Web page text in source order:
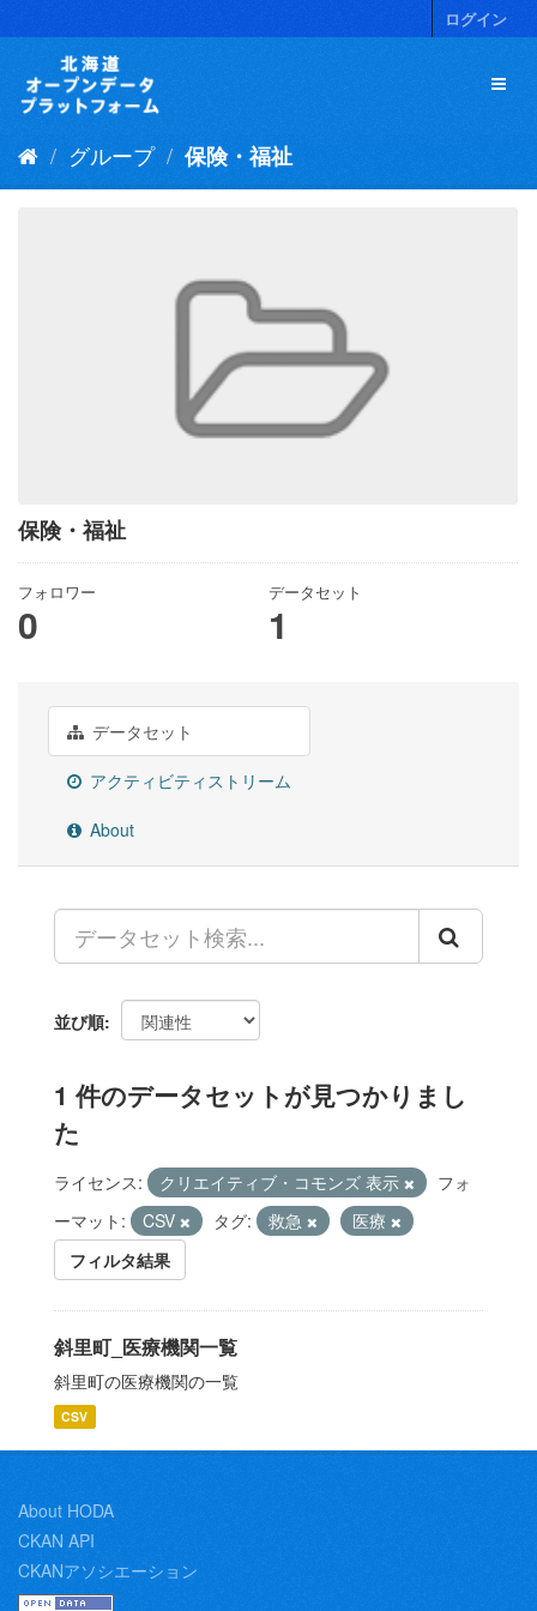
キ
ログイン
グループ 保険・福祉
保険・福祉
フォロワー
0
データセット
1
データセット
アクティビティストリーム
About
並び順
1 件のデータセットが見つかりまし
た
ライセンス: クリエイティブ・コモンズ 表示
フォ
ーマット:
CSV タグ: 救急
医療
フィルタ結果
斜里町_医療機関一覧
斜里町の医療機関の一覧
CSV
About HODA
CKAN API
CKANアソシエーション